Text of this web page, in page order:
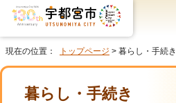
現在の位置： トップページ > 暮らし・手続き
暮らし・手続き